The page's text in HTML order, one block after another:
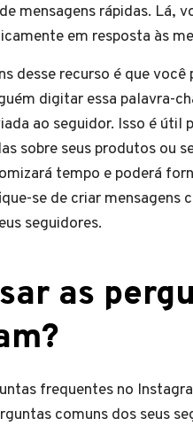
mensagens rápidas. Lá,
em resposta às
desse recurso é que
digitar essa palavra-
ao seguidor. Isso é
sobre seus produtos ou
tempo e poderá
se de criar mensagens
seguidores.
as
frequentes no
comuns dos seus